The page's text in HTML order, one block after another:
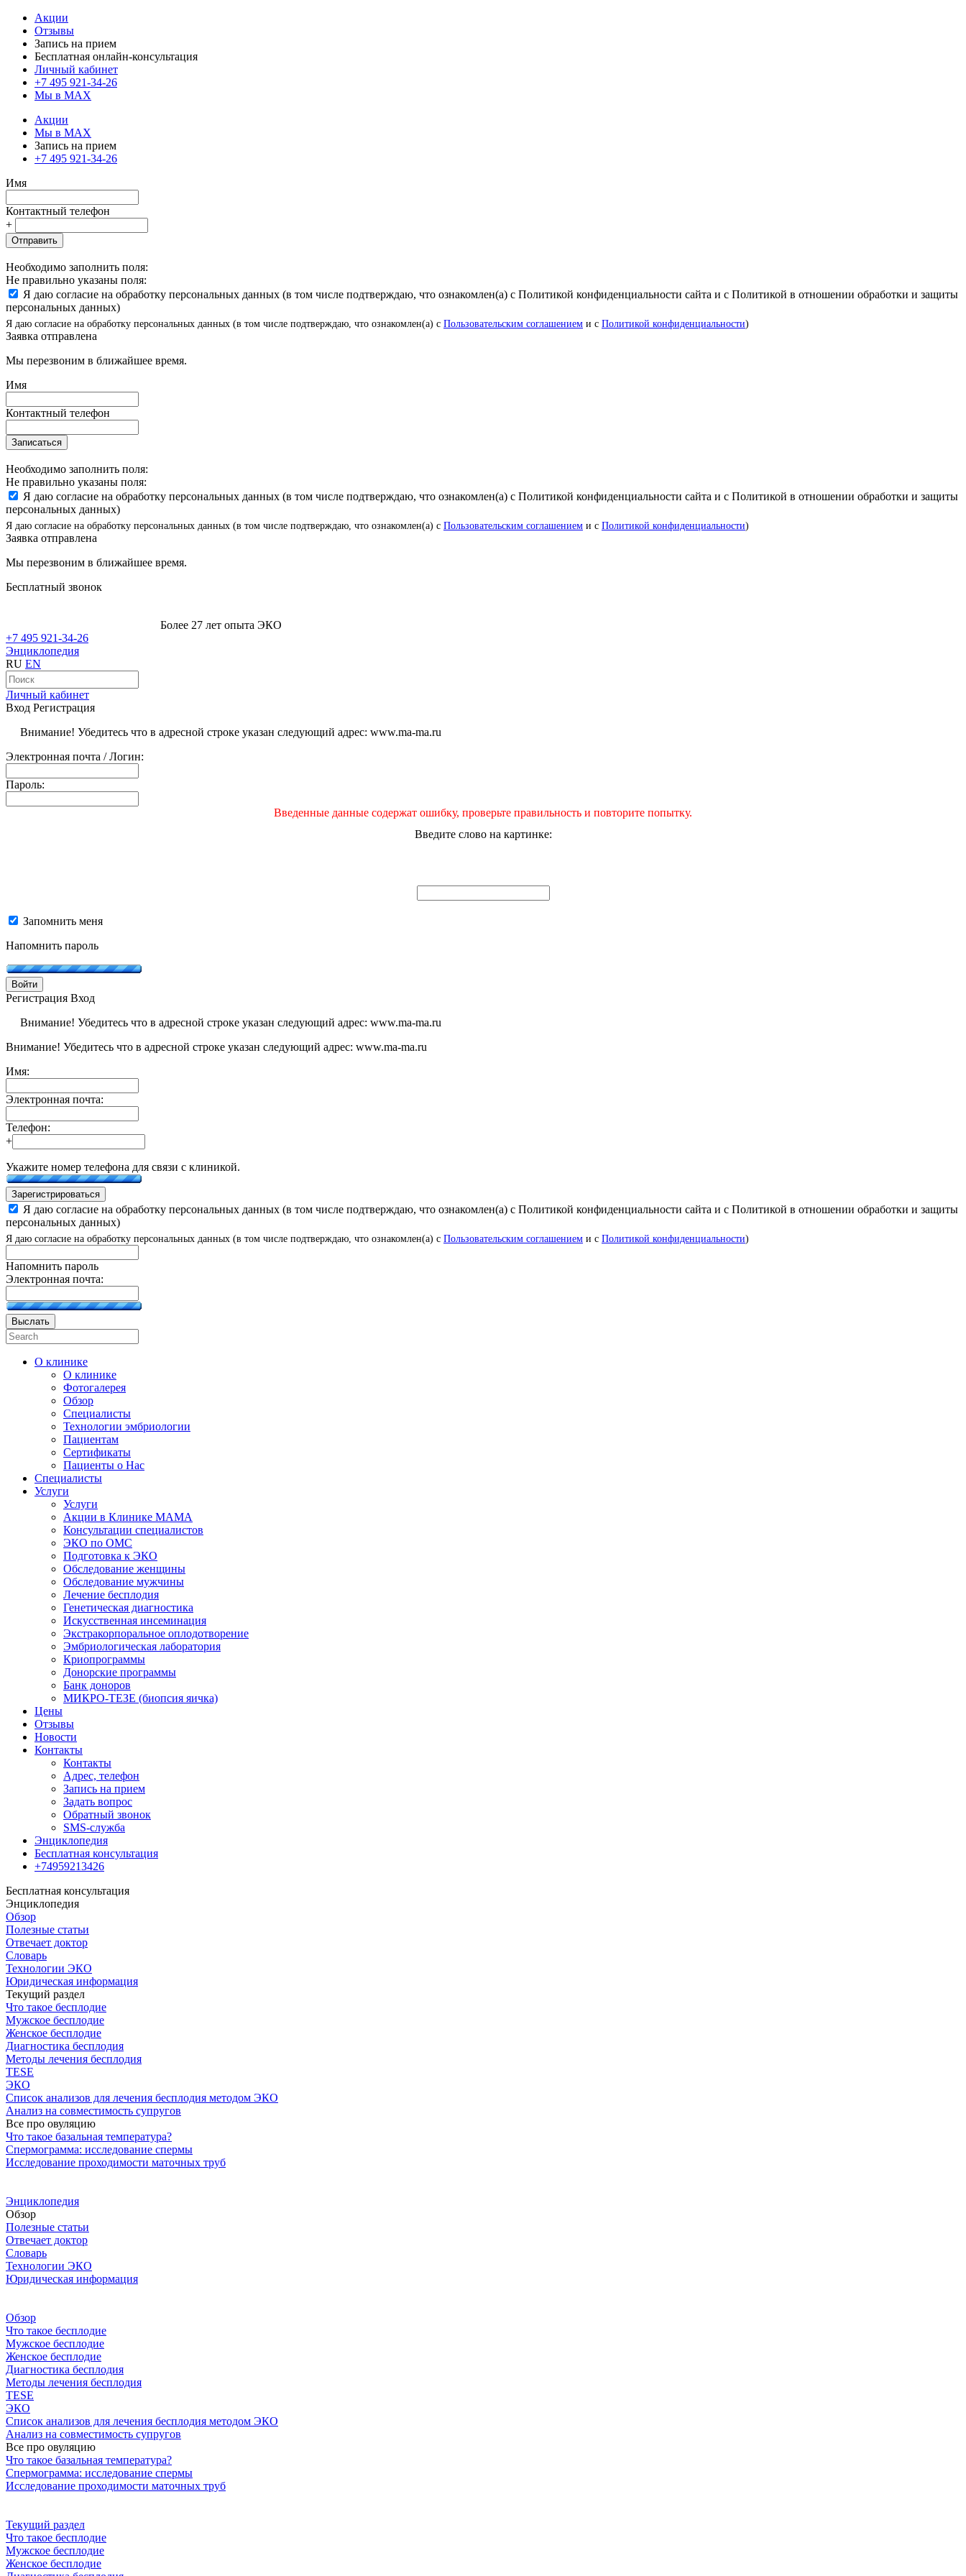
Акции
Отзывы
Запись на прием
Бесплатная онлайн-консультация
Личный кабинет
+7 495 921-34-26
Мы в MAX
Акции
Мы в MAX
Запись на прием
+7 495 921-34-26
Имя
Контактный телефон
+
Отправить
Необходимо заполнить поля:
Не правильно указаны поля:
Я даю согласие на обработку персональных данных (в том числе подтверждаю, что ознакомлен(а) с Политикой конфиденциальности сайта и с Политикой в отношении обработки и защиты
персональных данных)
Я даю согласие на обработку персональных данных (в том числе подтверждаю, что ознакомлен(а) с Пользовательским соглашением и с Политикой конфиденциальности)
Заявка отправлена
Мы перезвоним в ближайшее время.
Имя
Контактный телефон
Записаться
Необходимо заполнить поля:
Не правильно указаны поля:
Я даю согласие на обработку персональных данных (в том числе подтверждаю, что ознакомлен(а) с Политикой конфиденциальности сайта и с Политикой в отношении обработки и защиты
персональных данных)
Я даю согласие на обработку персональных данных (в том числе подтверждаю, что ознакомлен(а) с Пользовательским соглашением и с Политикой конфиденциальности)
Заявка отправлена
Мы перезвоним в ближайшее время.
Бесплатный звонок
Более 27 лет опыта ЭКО
+7 495 921-34-26
Энциклопедия
RU EN
Личный кабинет
Вход Регистрация
Внимание! Убедитесь что в адресной строке указан следующий адрес: www.ma-ma.ru
Электронная почта / Логин:
Пароль:
Введенные данные содержат ошибку, проверьте правильность и повторите попытку.
Введите слово на картинке:
Запомнить меня
Напомнить пароль
Войти
Регистрация Вход
Внимание! Убедитесь что в адресной строке указан следующий адрес: www.ma-ma.ru
Внимание! Убедитесь что в адресной строке указан следующий адрес: www.ma-ma.ru
Имя:
Электронная почта:
Телефон:
+
Укажите номер телефона для связи с клиникой.
Зарегистрироваться
Я даю согласие на обработку персональных данных (в том числе подтверждаю, что ознакомлен(а) с Политикой конфиденциальности сайта и с Политикой в отношении обработки и защиты
персональных данных)
Я даю согласие на обработку персональных данных (в том числе подтверждаю, что ознакомлен(а) с Пользовательским соглашением и с Политикой конфиденциальности)
Напомнить пароль
Электронная почта:
Выслать
О клинике
О клинике
Фотогалерея
Обзор
Специалисты
Технологии эмбриологии
Пациентам
Сертификаты
Пациенты о Нас
Специалисты
Услуги
Услуги
Акции в Клинике МАМА
Консультации специалистов
ЭКО по ОМС
Подготовка к ЭКО
Обследование женщины
Обследование мужчины
Лечение бесплодия
Генетическая диагностика
Искусственная инсеминация
Экстракорпоральное оплодотворение
Эмбриологическая лаборатория
Криопрограммы
Донорские программы
Банк доноров
МИКРО-ТЕЗЕ (биопсия яичка)
Цены
Отзывы
Новости
Контакты
Контакты
Адрес, телефон
Запись на прием
Задать вопрос
Обратный звонок
SMS-служба
Энциклопедия
Бесплатная консультация
+74959213426
Бесплатная консультация
Энциклопедия
Обзор
Полезные статьи
Отвечает доктор
Словарь
Технологии ЭКО
Юридическая информация
Текущий раздел
Что такое бесплодие
Мужское бесплодие
Женское бесплодие
Диагностика бесплодия
Методы лечения бесплодия
TESE
ЭКО
Список анализов для лечения бесплодия методом ЭКО
Анализ на совместимость супругов
Все про овуляцию
Что такое базальная температура?
Спермограмма: исследование спермы
Исследование проходимости маточных труб
Энциклопедия
Обзор
Полезные статьи
Отвечает доктор
Словарь
Технологии ЭКО
Юридическая информация
Обзор
Что такое бесплодие
Мужское бесплодие
Женское бесплодие
Диагностика бесплодия
Методы лечения бесплодия
TESE
ЭКО
Список анализов для лечения бесплодия методом ЭКО
Анализ на совместимость супругов
Все про овуляцию
Что такое базальная температура?
Спермограмма: исследование спермы
Исследование проходимости маточных труб
Текущий раздел
Что такое бесплодие
Мужское бесплодие
Женское бесплодие